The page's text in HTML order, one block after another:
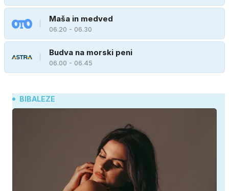
Maša in medved
06.20 - 06.30
Budva na morski peni
06.00 - 06.45
BIBALEZE